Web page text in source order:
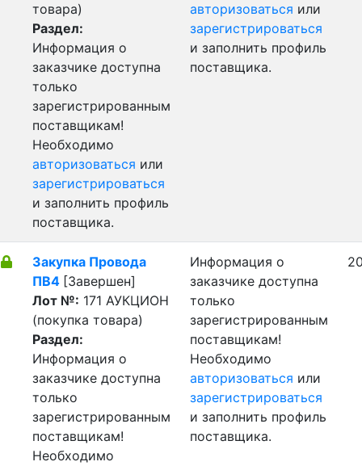
товара)
Раздел:
Информация о
заказчике доступна
только
зарегистрированным
поставщикам!
Необходимо
авторизоваться или
зарегистрироваться
и заполнить профиль
поставщика.
авторизоваться или
зарегистрироваться
и заполнить профиль
поставщика.
Закупка Провода
ПВ4 [Завершен]
Лот №: 171 АУКЦИОН
(покупка товара)
Раздел:
Информация о
заказчике доступна
только
зарегистрированным
поставщикам!
Необходимо
Информация о
заказчике доступна
только
зарегистрированным
поставщикам!
Необходимо
авторизоваться или
зарегистрироваться
и заполнить профиль
поставщика.